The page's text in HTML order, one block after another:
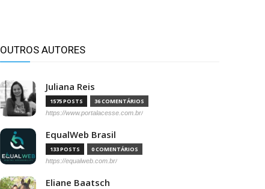
OUTROS AUTORES
Juliana Reis
1575 POSTS 36 COMENTÁRIOS
https://www.portalacesse.com.br/
EqualWeb Brasil
133 POSTS 0 COMENTÁRIOS
https://equalweb.com.br/
Eliane Baatsch